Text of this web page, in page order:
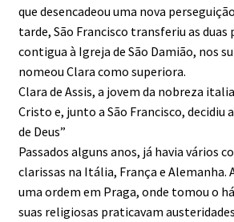
que desencadeou uma nova
tarde, São Francisco transferiu as duas
contigua à Igreja de São Damião, nos
nomeou Clara como superiora.
Clara de Assis, a jovem da nobreza
Cristo e, junto a São Francisco, decidiu
de Deus”
Passados alguns anos, já havia vários
clarissas na Itália, França e Alemanha.
uma ordem em Praga, onde tomou o
suas religiosas praticavam